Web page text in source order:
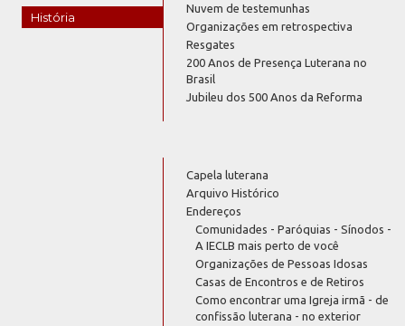
História
Nuvem de testemunhas
Organizações em retrospectiva
Resgates
200 Anos de Presença Luterana no
Brasil
Jubileu dos 500 Anos da Reforma
Capela luterana
Arquivo Histórico
Endereços
Comunidades - Paróquias - Sínodos -
A IECLB mais perto de você
Organizações de Pessoas Idosas
Casas de Encontros e de Retiros
Como encontrar uma Igreja irmã - de
confissão luterana - no exterior